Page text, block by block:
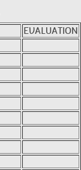
EVALUATION